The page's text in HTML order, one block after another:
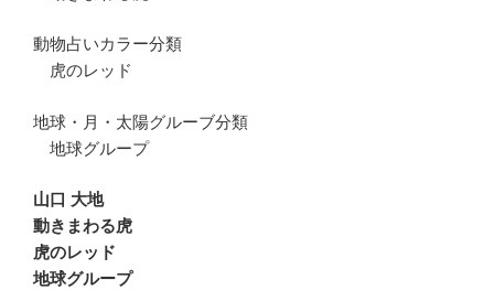
動物占いカラー分類
虎のレッド
地球・月・太陽グルーブ分類
地球グループ
山口 大地
動きまわる虎
虎のレッド
地球グループ